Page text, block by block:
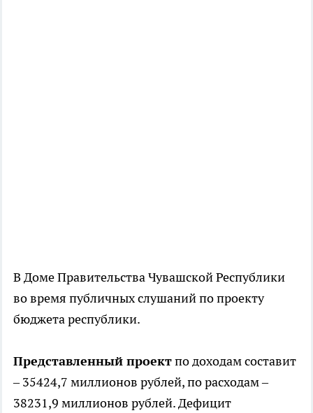
В Доме Правительства Чувашской Республики
во время публичных слушаний по проекту
бюджета республики.
Представленный проектпо доходам составит
– 35424,7 миллионов рублей, по расходам –
38231,9 миллионов рублей. Дефицит